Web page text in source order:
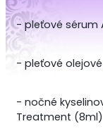
- pleťové sérum
- pleťové
- nočné
Treatment (8ml)